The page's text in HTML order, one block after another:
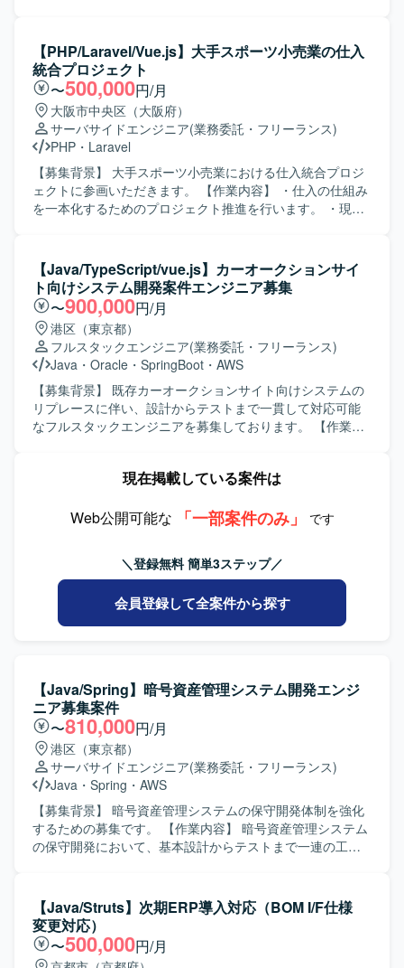
ない検討ができる方を歓迎いたします。 【ポジションの魅
力】 オンプレミスからクラウドへの大規模な移行プロジェ
クトに参画することで、AWS基盤構築やシステム移行に関
する実践的な知見を幅広く獲得していただけます。設計修
正からプログラム改修、テスト、移行対応まで一連の工程
に関わることで、上流から下流までの経験を積むことがで
き、リードSEやクラウドエンジニアとしてのスキルアップ
につながるポジションです。 【開発環境】 オンプレミス環
境からAWS環境への移行を前提とした構成となっており、
対象言語としてはwsf、vbs、ps1、php、asp、js、json、
い、WindowsServer環境やネットワーク、セキュリティに
関する知識も活かしていただける環境です。
などを実施いたします。併せて、インフラ環境や業務アプ
リケーション、プリンター等に関する問い合わせに対応
し、一次切り分けやエスカレーション、利用者への操作案
内などを行っていただきます。作業手順の標準化に向けた
手順書の作成や更新にも携わっていただきます。 【求める
人物像】 利用者目線で丁寧に対応できる方を求めていま
す。コミュニケーションを取りながら状況整理や説明を行
うことが得意な方、自ら主体的に業務改善や手順の整備に
取り組める方にマッチする環境です。複数のタスクを並行
して進めながらも、確実かつ正確に作業を遂行できる方を
積むことができます。現場での問い合わせ内容を踏まえな
がら、標準化や手順書整備に関わることで、運用設計の視
点を身に付けていただけます。長期的な参画を通じて、顧
客業務や環境への理解を深めながらスキルの幅を広げてい
くことが可能です。 【開発環境】 クライアントPCおよび
周辺機器、業務アプリケーション、プリンター等を対象と
したエンドユーザーコンピューティング環境となります。
【PHP/Laravel/Vue.js】大手スポーツ小売業の仕入
統合プロジェクト
〜500,000円/月
大阪市中央区（大阪府）
サーバサイドエンジニア(業務委託・フリーランス)
PHP ・ Laravel
【募集背景】 大手スポーツ小売業における仕入統合プロジ
ェクトに参画いただきます。 【作業内容】 ・仕入の仕組み
を一本化するためのプロジェクト推進を行います。 ・現行
保を行います。 ・仕入データの統合作業を実施します。
【求める人物像】 ・基幹システムや周辺サブシステムの構
造理解に主体的に取り組める方を求めています。 ・データ
整合性に留意しながら粘り強く業務を遂行できる方を求め
ています。 【ポジションの魅力】 ・大規模小売業の仕入業
務全体を俯瞰しながら統合プロジェクトに携わることがで
きます。 ・複数システム間のデータ連携・統合の経験を積
むことができます。 【開発環境】 ・PHP（Laravel） ・
Vue.js
【Java/TypeScript/vue.js】カーオークションサイ
ト向けシステム開発案件エンジニア募集
〜900,000円/月
港区（東京都）
フルスタックエンジニア(業務委託・フリーランス)
Java ・ Oracle ・ SpringBoot ・ AWS
【募集背景】 既存カーオークションサイト向けシステムの
リプレースに伴い、設計からテストまで一貫して対応可能
なフルスタックエンジニアを募集しております。 【作業内
ストまでを一貫してご担当いただきます。バックエンド
（TypeScript/vue.js）の双方を担当し、関連するDBやイン
【求める人物像】 前向きに技術習得やキャッチアップに取
り組み、主体的に課題解決へ動いていただける方を求めて
おります。周囲とコミュニケーションを取りながら、リプ
レースプロジェクトを推進していただける方が望ましいで
す。 【ポジションの魅力】 フロントエンドからバックエン
案件のため、既存システムの理解から新システム設計まで
一連の工程に関わることができ、設計力や技術選定の知見
を広げていただけます。 【開発環境】 バックエンド：
Java（Springboot） フロントエンド：TypeScript（vue.js）
インフラ：AWS DB：Oracle
現在掲載している案件は
Web公開可能な
「一部案件のみ」 です
＼登録無料 簡単3ステップ／
会員登録して全案件から探す
【Java/Spring】暗号資産管理システム開発エンジ
ニア募集案件
〜810,000円/月
港区（東京都）
サーバサイドエンジニア(業務委託・フリーランス)
Java ・ Spring ・ AWS
【募集背景】 暗号資産管理システムの保守開発体制を強化
するための募集です。 【作業内容】 暗号資産管理システム
の保守開発において、基本設計からテストまで一連の工程
ていただきます。 【求める人物像】 前向きに業務へ取り組
み、キャッチアップや技術向上に積極的な方を求めていま
す。関係者と円滑にコミュニケーションを取りながら、自
律的に動ける方が望ましいです。 【ポジションの魅力】 金
【Java/Struts】次期ERP導入対応（BOM I/F仕様
変更対応）
〜500,000円/月